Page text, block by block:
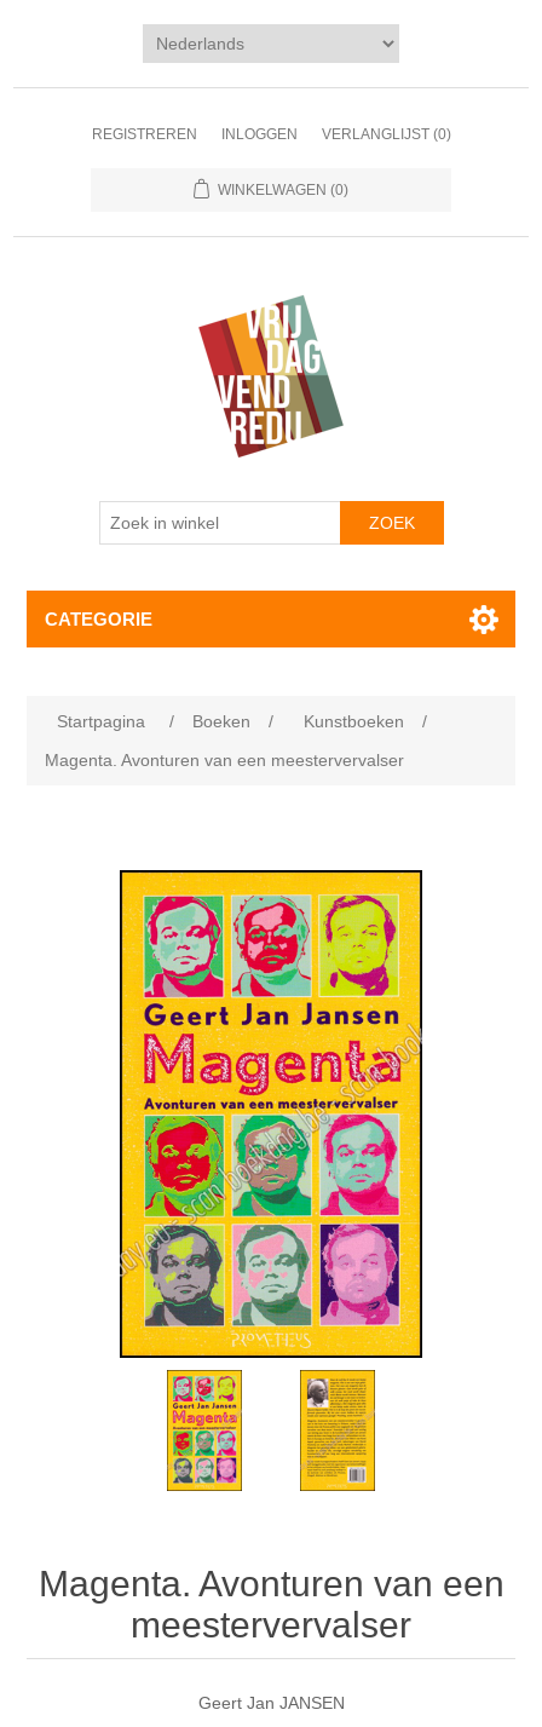
REGISTREREN INLOGGEN VERLANGLIJST (0)
WINKELWAGEN (0)
CATEGORIE
Startpagina / Boeken / Kunstboeken
/
Magenta. Avonturen van een meestervervalser
Magenta. Avonturen van een
meestervervalser
Geert Jan JANSEN